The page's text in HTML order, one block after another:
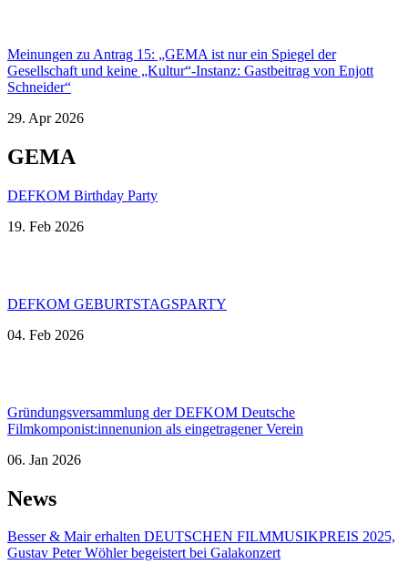
Meinungen zu Antrag 15: „GEMA ist nur ein Spiegel der
Gesellschaft und keine „Kultur“-Instanz: Gastbeitrag von Enjott
Schneider“
29. Apr 2026
GEMA
DEFKOM Birthday Party
19. Feb 2026
DEFKOM GEBURTSTAGSPARTY
04. Feb 2026
Gründungsversammlung der DEFKOM Deutsche
Filmkomponist:innenunion als eingetragener Verein
06. Jan 2026
News
Besser & Mair erhalten DEUTSCHEN FILMMUSIKPREIS 2025,
Gustav Peter Wöhler begeistert bei Galakonzert